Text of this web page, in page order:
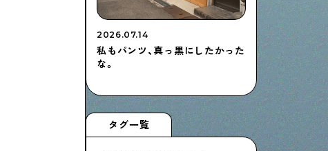
2026.07.14
私もパンツ、真っ黒にしたかった
な。
タグ一覧